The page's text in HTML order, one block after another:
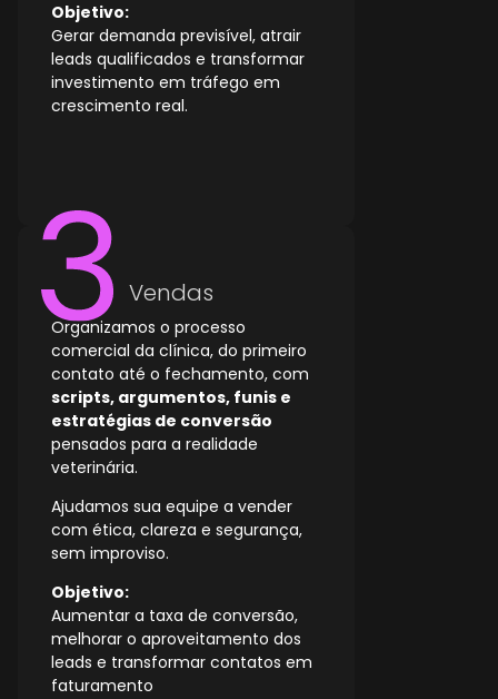
Objetivo:
Gerar demanda previsível, atrair
leads qualificados e transformar
investimento em tráfego em
crescimento real.
Vendas
Organizamos o processo
comercial da clínica, do primeiro
contato até o fechamento, com
scripts, argumentos, funis e
estratégias de conversão
pensados para a realidade
veterinária.
Ajudamos sua equipe a vender
com ética, clareza e segurança,
sem improviso.
Objetivo:
Aumentar a taxa de conversão,
melhorar o aproveitamento dos
leads e transformar contatos em
faturamento